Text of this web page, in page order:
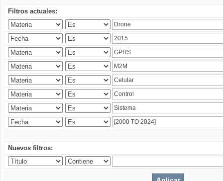
Filtros actuales:
Nuevos filtros: